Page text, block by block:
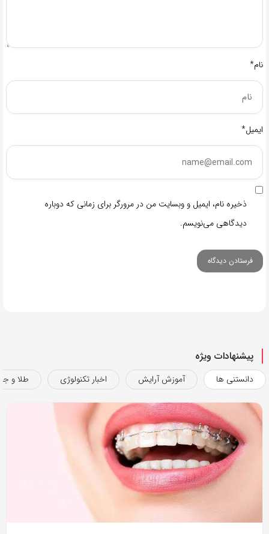
نام*
ایمیل*
ذخیره نام، ایمیل و وبسایت من در مرورگر برای زمانی که دوباره
دیدگاهی می‌نویسم.
پیشنهادات ویژه
دانستنی ها آموزش آرایش اخبار تکنولوژی طلا و